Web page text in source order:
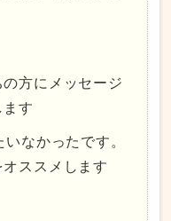
方にメッセージ
す
なかったです。
ススメします